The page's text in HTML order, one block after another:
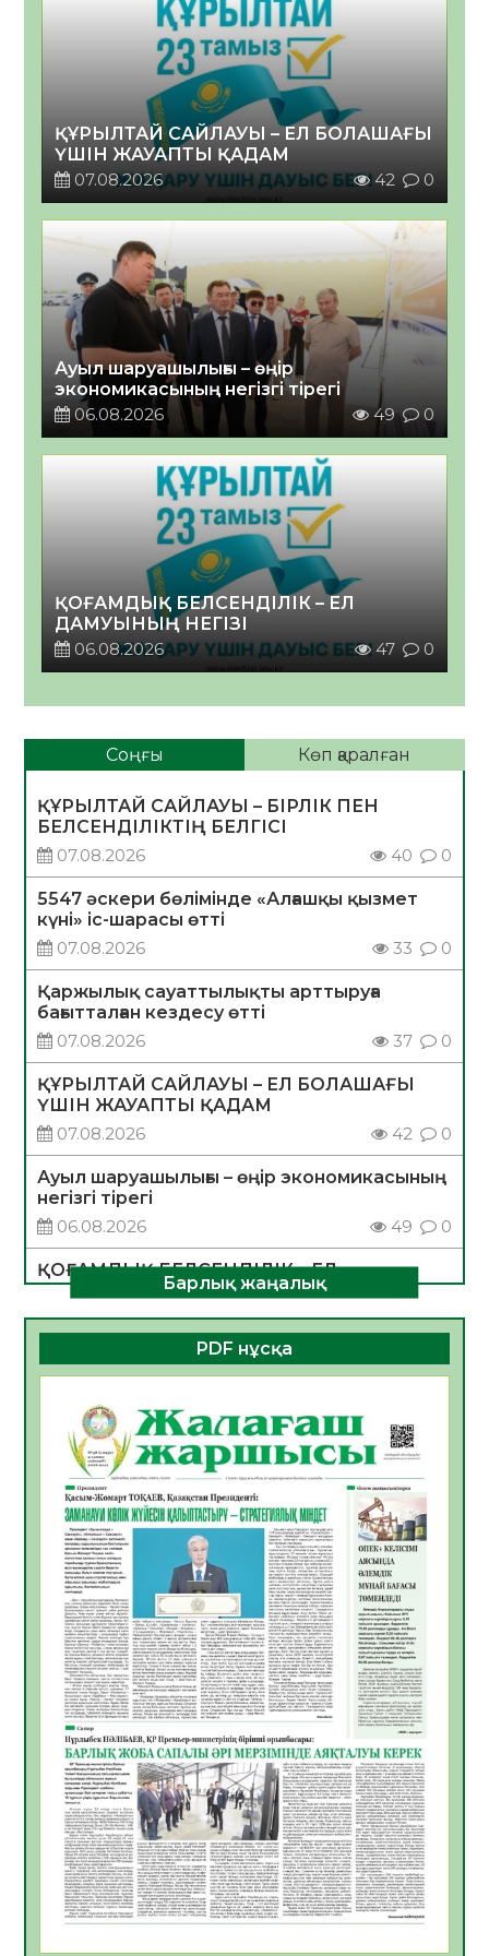
ҚҰРЫЛТАЙ САЙЛАУЫ – ЕЛ БОЛАШАҒЫ
ҮШІН ЖАУАПТЫ ҚАДАМ
07.08.2026
42 0
Ауыл шаруашылығы – өңір
экономикасының негізгі тірегі
06.08.2026
49 0
ҚОҒАМДЫҚ БЕЛСЕНДІЛІК – ЕЛ
ДАМУЫНЫҢ НЕГІЗІ
06.08.2026
47 0
Соңғы Көп қаралған
ҚҰРЫЛТАЙ САЙЛАУЫ – БІРЛІК ПЕН
БЕЛСЕНДІЛІКТІҢ БЕЛГІСІ
07.08.2026
40 0
5547 әскери бөлімінде «Алғашқы қызмет
күні» іс-шарасы өтті
07.08.2026
33 0
Қаржылық сауаттылықты арттыруға
бағытталған кездесу өтті
07.08.2026
37 0
ҚҰРЫЛТАЙ САЙЛАУЫ – ЕЛ БОЛАШАҒЫ
ҮШІН ЖАУАПТЫ ҚАДАМ
07.08.2026
42 0
Ауыл шаруашылығы – өңір экономикасының
негізгі тірегі
06.08.2026
49 0
ҚОҒАМДЫҚ БЕЛСЕНДІЛІК – ЕЛ
ДАМУЫНЫҢ НЕГІЗІ
06.08.2026
47 0
ҚҰРЫЛТАЙ САЙЛАУЫ – БОЛАШАҚҚА
БАСТАР ЖАУАПТЫ ТАҢДАУ
06.08.2026
Инфекциялық ауруларға қарсы иммундау
жұмыстарының тиімділігі
06.08.2026
51
Көкжөтел ауруы туралы
06.08.2026
49
АПВ вакцинасы туралы мәлімет
06.08.2026
47
Open Air: Қызылорда облысы полиция
департаменті 20 мыңнан астам
көрерменнің қауіпсіздігін қамтамасыз етті
06.08.2026
60
ҚЫЗЫЛОРДАДА «САНАЛЫ ҰРПАҚ –
ЖАРҚЫН БОЛАШАҚ» АТТЫ КЕҢЕЙТІЛГЕН
МӘЖІЛІС ӨТТІ
05.08.2026
61
Қазақстан Орталық Азиядағы көшуге ең
Барлық жаңалық
PDF нұсқа